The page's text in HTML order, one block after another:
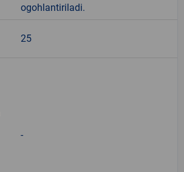
ogohlantiriladi.
25
-